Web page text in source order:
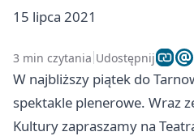
15 lipca 2021
3 min czytania Udostępnij
W najbliższy piątek do
spektakle plenerowe. Wraz
Kultury zapraszamy na